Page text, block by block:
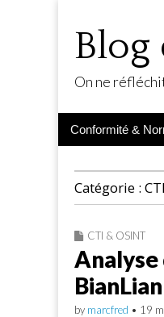
Blog
On ne
Main
Skip
Conformité &
Catégorie :
CTI & OSINT
Analyse
BianLian
by marcfred • 19